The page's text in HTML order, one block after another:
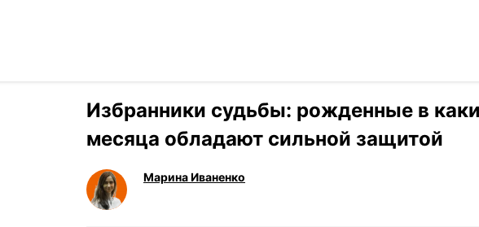
Избранники судьбы: рожденные в
месяца обладают сильной защитой
Марина Иваненко